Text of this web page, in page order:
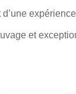
et